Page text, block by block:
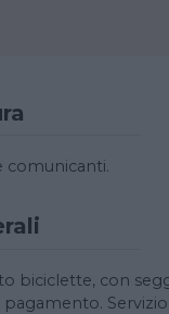
comunicanti.
biciclette, con